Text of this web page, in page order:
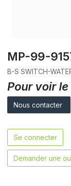
MP-99-
B-S SWITCH-
Pour voir
Nous contacter
Se connecter
Demander une